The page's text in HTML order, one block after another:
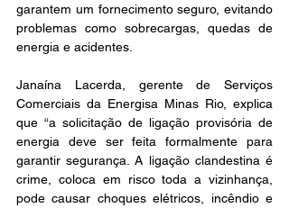
garantem um fornecimento seguro, evitando
problemas como sobrecargas, quedas de
energia e acidentes.
Janaína Lacerda, gerente de Serviços
Comerciais da Energisa Minas Rio, explica
que “a solicitação de ligação provisória de
energia deve ser feita formalmente para
garantir segurança. A ligação clandestina é
crime, coloca em risco toda a vizinhança,
pode causar choques elétricos, incêndio e